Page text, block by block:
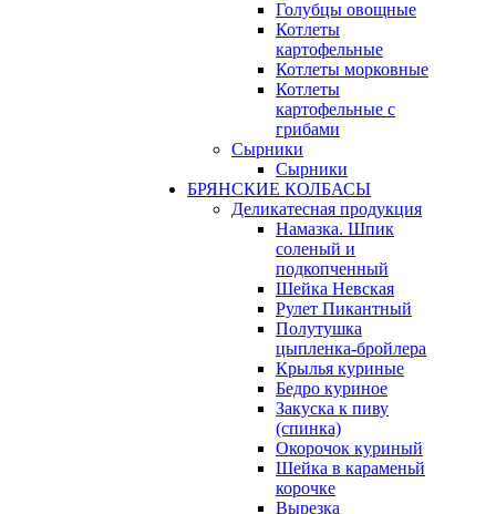
Голубцы овощные
Котлеты
картофельные
Котлеты морковные
Котлеты
картофельные с
грибами
Сырники
Сырники
БРЯНСКИЕ КОЛБАСЫ
Деликатесная продукция
Намазка. Шпик
соленый и
подкопченный
Шейка Невская
Рулет Пикантный
Полутушка
цыпленка-бройлера
Крылья куриные
Бедро куриное
Закуска к пиву
(спинка)
Окорочок куриный
Шейка в караменьй
корочке
Вырезка